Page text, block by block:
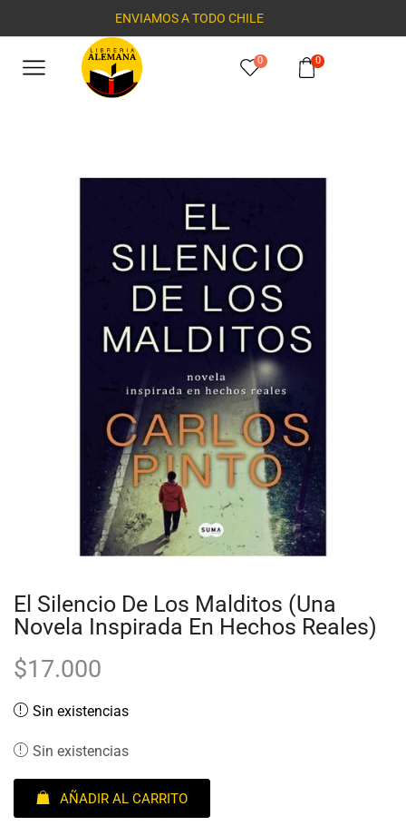
ENVIAMOS A TODO CHILE
0 0
El Silencio De Los Malditos (Una
Novela Inspirada En Hechos Reales)
$17.000
Sin existencias
Sin existencias
AÑADIR AL CARRITO